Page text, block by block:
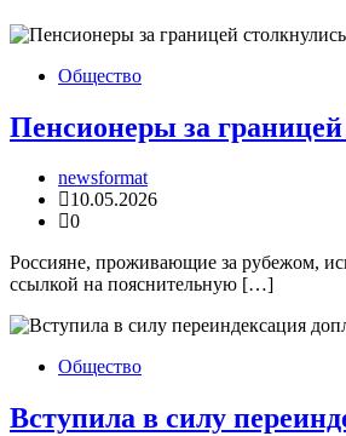
Общество
Пенсионеры за
newsformat
10.05.2026
0
Россияне, проживающие за рубежом,
ссылкой на пояснительную […]
Общество
Вступила в силу